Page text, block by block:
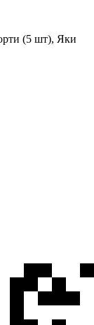
(5 шт), Яки